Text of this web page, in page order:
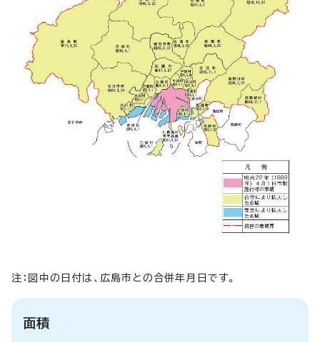
注：図中の日付は、広島市との合併年月日です。
面積